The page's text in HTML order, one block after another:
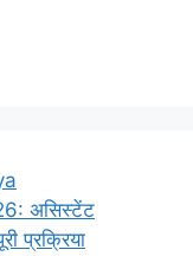
असिस्टेंट
प्रक्रिया